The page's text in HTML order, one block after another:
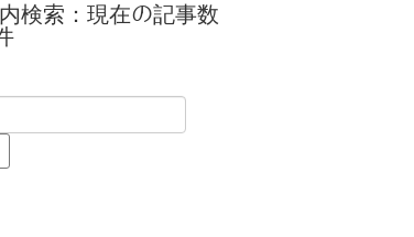
検索：現在の記事数